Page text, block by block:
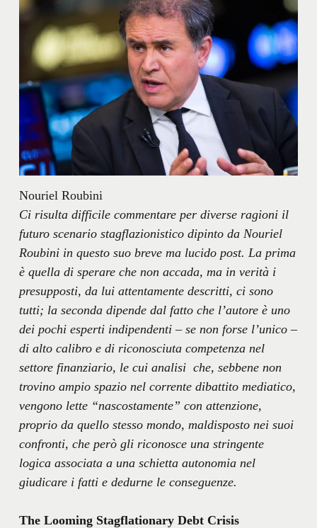
Nouriel Roubini
Ci risulta difficile commentare per diverse ragioni il
futuro scenario stagflazionistico dipinto da Nouriel
Roubini in questo suo breve ma lucido post. La prima
è quella di sperare che non accada, ma in verità i
presupposti, da lui attentamente descritti, ci sono
tutti; la seconda dipende dal fatto che l’autore è uno
dei pochi esperti indipendenti – se non forse l’unico –
di alto calibro e di riconosciuta competenza nel
settore finanziario, le cui analisi che, sebbene non
trovino ampio spazio nel corrente dibattito mediatico,
vengono lette “nascostamente” con attenzione,
proprio da quello stesso mondo, maldisposto nei suoi
confronti, che però gli riconosce una stringente
logica associata a una schietta autonomia nel
giudicare i fatti e dedurne le conseguenze.
The Looming Stagflationary Debt Crisis